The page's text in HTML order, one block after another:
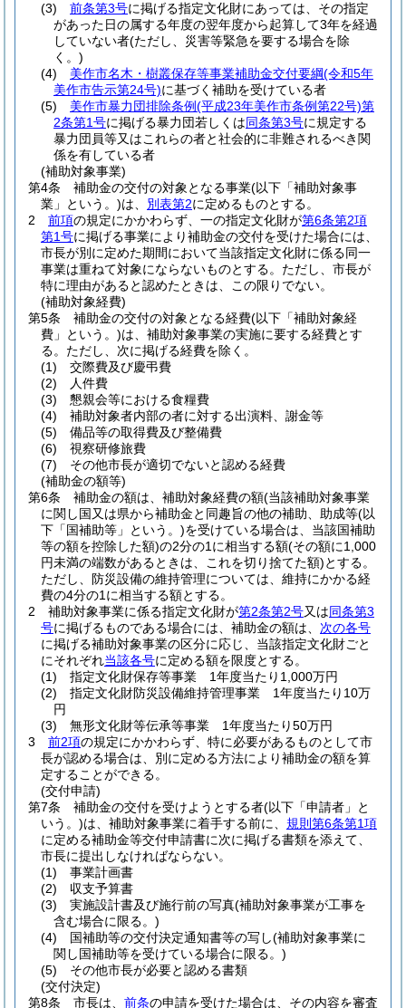
(3)
前条第3号に掲げる指定文化財にあっては、その指定
があった日の属する年度の翌年度から起算して3年を経過
していない者(ただし、災害等緊急を要する場合を除
く。)
(4)
美作市名木・樹叢保存等事業補助金交付要綱(令和5年
美作市告示第24号)に基づく補助を受けている者
(5)
美作市暴力団排除条例(平成23年美作市条例第22号)第
2条第1号に掲げる暴力団若しくは同条第3号に規定する
暴力団員等又はこれらの者と社会的に非難されるべき関
係を有している者
(補助対象事業)
第4条
補助金の交付の対象となる事業(以下「補助対象事
業」という。)は、 別表第2に定めるものとする。
2
前項の規定にかかわらず、一の指定文化財が第6条第2項
第1号に掲げる事業により補助金の交付を受けた場合には、
市長が別に定めた期間において当該指定文化財に係る同一
事業は重ねて対象にならないものとする。 ただし、市長が
特に理由があると認めたときは、この限りでない。
(補助対象経費)
第5条
補助金の交付の対象となる経費(以下「補助対象経
費」という。)は、補助対象事業の実施に要する経費とす
る。 ただし、次に掲げる経費を除く。
(1)
交際費及び慶弔費
(2)
人件費
(3)
懇親会等における食糧費
(4)
補助対象者内部の者に対する出演料、謝金等
(5)
備品等の取得費及び整備費
(6)
視察研修旅費
(7)
その他市長が適切でないと認める経費
(補助金の額等)
第6条
補助金の額は、補助対象経費の額(当該補助対象事業
に関し国又は県から補助金と同趣旨の他の補助、助成等(以
下「国補助等」という。)を受けている場合は、当該国補助
等の額を控除した額)の2分の1に相当する額(その額に1,000
円未満の端数があるときは、これを切り捨てた額)とする。
ただし、防災設備の維持管理については、維持にかかる経
費の4分の1に相当する額とする。
2
補助対象事業に係る指定文化財が第2条第2号又は同条第3
号に掲げるものである場合には、補助金の額は、 次の各号
に掲げる補助対象事業の区分に応じ、当該指定文化財ごと
にそれぞれ当該各号に定める額を限度とする。
(1)
指定文化財保存等事業 1年度当たり1,000万円
(2)
指定文化財防災設備維持管理事業 1年度当たり10万
円
(3)
無形文化財等伝承等事業 1年度当たり50万円
3
前2項の規定にかかわらず、特に必要があるものとして市
長が認める場合は、別に定める方法により補助金の額を算
定することができる。
(交付申請)
第7条
補助金の交付を受けようとする者(以下「申請者」と
いう。)は、補助対象事業に着手する前に、 規則第6条第1項
に定める補助金等交付申請書に次に掲げる書類を添えて、
市長に提出しなければならない。
(1)
事業計画書
(2)
収支予算書
(3)
実施設計書及び施行前の写真(補助対象事業が工事を
含む場合に限る。)
(4)
国補助等の交付決定通知書等の写し(補助対象事業に
関し国補助等を受けている場合に限る。)
(5)
その他市長が必要と認める書類
(交付決定)
第8条
市長は、 前条の申請を受けた場合は、その内容を審査